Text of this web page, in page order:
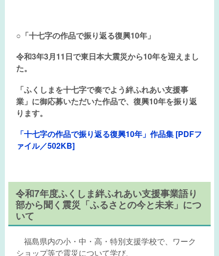
○「十七字の作品で振り返る復興10年」
令和3年3月11日で東日本大震災から10年を迎えまし
た。
「ふくしまを十七字で奏でよう絆ふれあい支援事
業」に御応募いただいた作品で、復興10年を振り返
ります。
「十七字の作品で振り返る復興10年」作品集 [PDFフ
ァイル／502KB]
令和7年度ふくしま絆ふれあい支援事業語り
部から聞く震災「ふるさとの今と未来」につ
いて
福島県内の小・中・高・特別支援学校で、ワーク
ショップ等で震災について学び、